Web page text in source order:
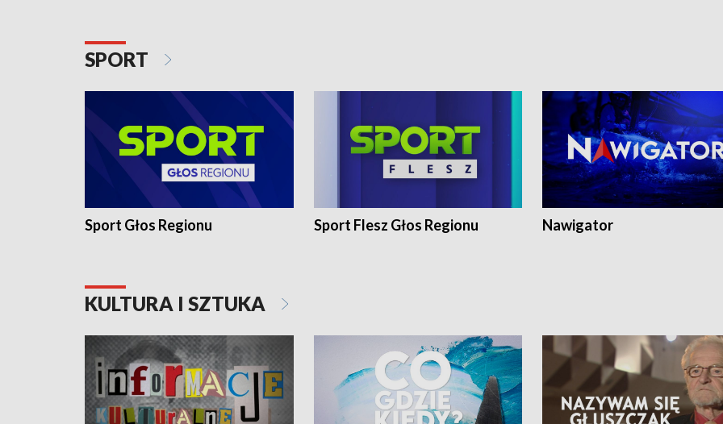
SPORT
Sport Głos Regionu Sport Flesz Głos Regionu Nawigator
KULTURA I SZTUKA